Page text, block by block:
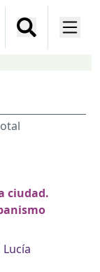
ciudad.
Lucía